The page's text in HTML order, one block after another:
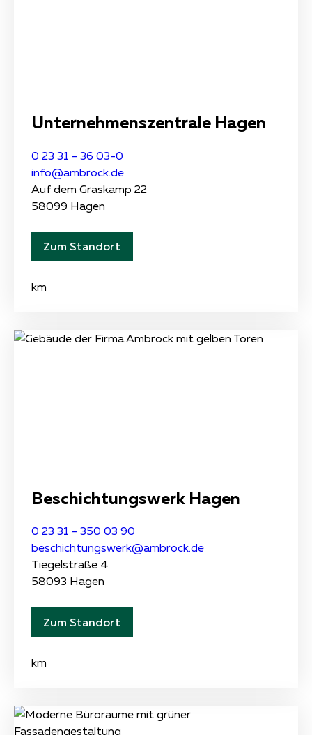
Unternehmens­zentrale Hagen
0 23 31 - 36 03-0
info@ambrock.de
Auf dem Graskamp 22
58099 Hagen
Zum Standort
km
Beschichtungs­werk Hagen
0 23 31 - 350 03 90
beschichtungswerk@ambrock.de
Tiegelstraße 4
58093 Hagen
Zum Standort
km